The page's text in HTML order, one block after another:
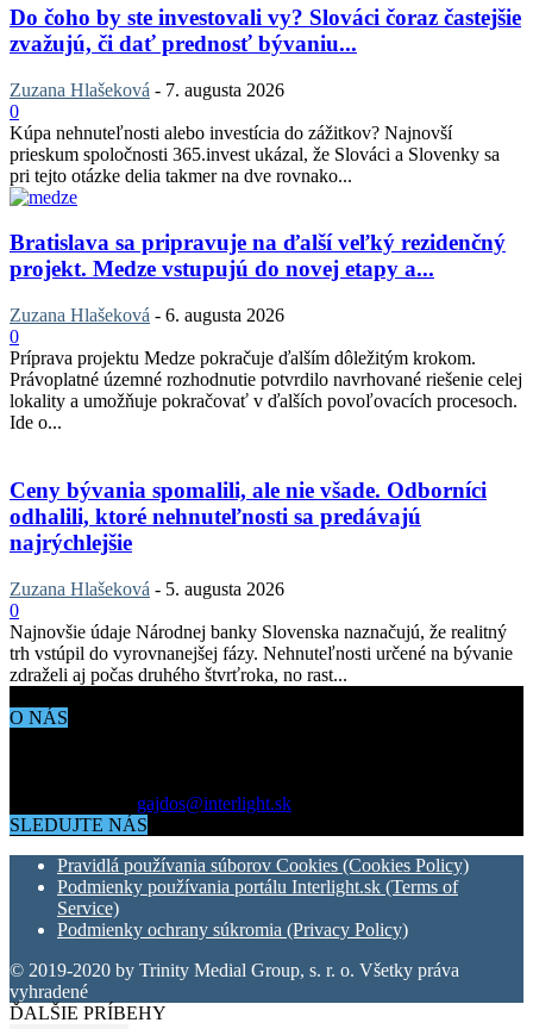
Do čoho by ste investovali vy? Slováci čoraz častejšie
zvažujú, či dať prednosť bývaniu...
Zuzana Hlašeková - 7. augusta 2026
0
Kúpa nehnuteľnosti alebo investícia do zážitkov? Najnovší
prieskum spoločnosti 365.invest ukázal, že Slováci a Slovenky sa
pri tejto otázke delia takmer na dve rovnako...
Bratislava sa pripravuje na ďalší veľký rezidenčný
projekt. Medze vstupujú do novej etapy a...
Zuzana Hlašeková - 6. augusta 2026
0
Príprava projektu Medze pokračuje ďalším dôležitým krokom.
Právoplatné územné rozhodnutie potvrdilo navrhované riešenie celej
lokality a umožňuje pokračovať v ďalších povoľovacích procesoch.
Ide o...
Ceny bývania spomalili, ale nie všade. Odborníci
odhalili, ktoré nehnuteľnosti sa predávajú
najrýchlejšie
Zuzana Hlašeková - 5. augusta 2026
0
Najnovšie údaje Národnej banky Slovenska naznačujú, že realitný
trh vstúpil do vyrovnanejšej fázy. Nehnuteľnosti určené na bývanie
zdraželi aj počas druhého štvrťroka, no rast...
O NÁS
gajdos@interlight.sk
SLEDUJTE NÁS
Pravidlá používania súborov Cookies (Cookies Policy)
Podmienky používania portálu Interlight.sk (Terms of
Service)
Podmienky ochrany súkromia (Privacy Policy)
© 2019-2020 by Trinity Medial Group, s. r. o. Všetky práva
vyhradené
ĎALŠIE PRÍBEHY